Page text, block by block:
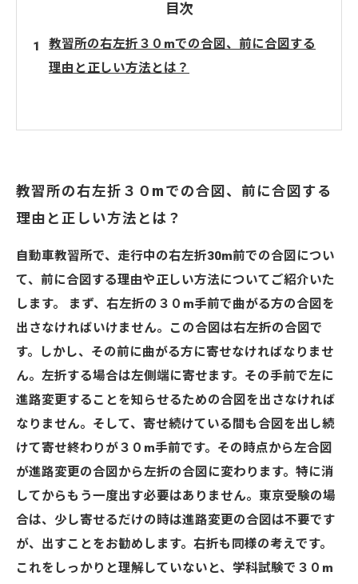
目次
教習所の右左折３０mでの合図、前に合図する
理由と正しい方法とは？
教習所の右左折３０mでの合図、前に合図する
理由と正しい方法とは？
自動車教習所で、走行中の右左折30m前での合図につい
て、前に合図する理由や正しい方法についてご紹介いた
します。 まず、右左折の３０m手前で曲がる方の合図を
出さなければいけません。この合図は右左折の合図で
す。しかし、その前に曲がる方に寄せなければなりませ
ん。左折する場合は左側端に寄せます。その手前で左に
進路変更することを知らせるための合図を出さなければ
なりません。そして、寄せ続けている間も合図を出し続
けて寄せ終わりが３０m手前です。その時点から左合図
が進路変更の合図から左折の合図に変わります。特に消
してからもう一度出す必要はありません。東京受験の場
合は、少し寄せるだけの時は進路変更の合図は不要です
が、出すことをお勧めします。右折も同様の考えです。
これをしっかりと理解していないと、学科試験で３０m